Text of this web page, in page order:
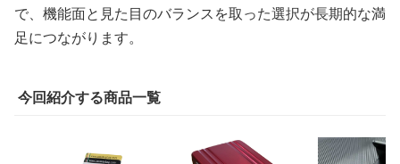
で、機能面と見た目のバランスを取った選択が長期的な満
足につながります。
今回紹介する商品一覧